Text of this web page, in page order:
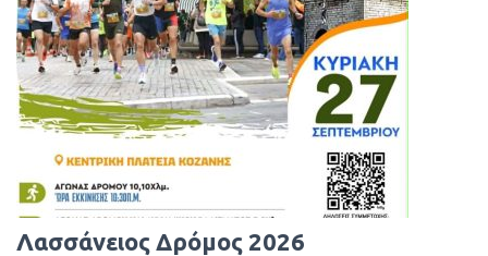
Λασσάνειος Δρόμος 2026